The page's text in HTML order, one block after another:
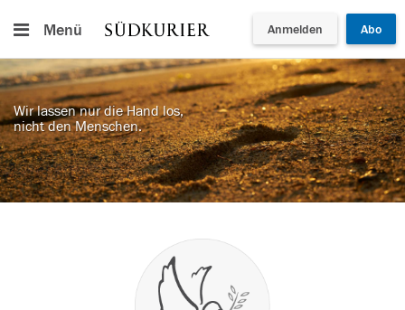
Menü Anmelden Abo
Wir lassen nur die Hand los,
nicht den Menschen.